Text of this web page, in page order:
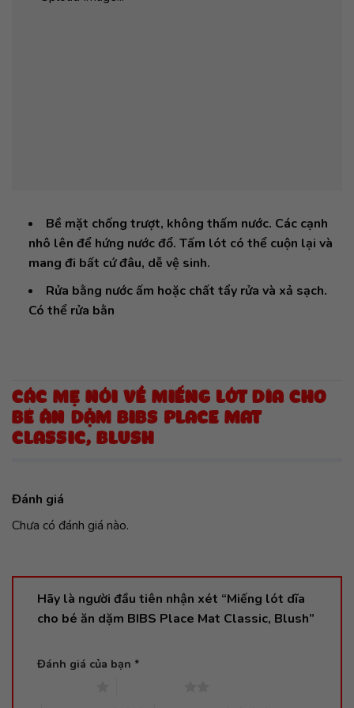
Bề mặt chống trượt, không thấm nước. Các cạnh
nhô lên để hứng nước đổ. Tấm lót có thể cuộn lại và
mang đi bất cứ đâu, dễ vệ sinh.
Rửa bằng nước ấm hoặc chất tẩy rửa và xả sạch.
Có thể rửa bằn
CÁC MẸ NÓI VỀ MIẾNG LÓT DĨA CHO
BÉ ĂN DẶM BIBS PLACE MAT
CLASSIC, BLUSH
Đánh giá
Chưa có đánh giá nào.
Hãy là người đầu tiên nhận xét “Miếng lót dĩa
cho bé ăn dặm BIBS Place Mat Classic, Blush”
Đánh giá của bạn *